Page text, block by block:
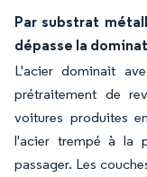
Par substrat
dépasse la
L'acier dominait
prétraitement de
voitures produites
l'acier trempé à la
passager. Les